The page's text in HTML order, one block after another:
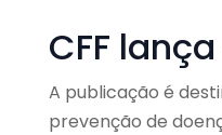
CFF
A publicação é
prevenção de